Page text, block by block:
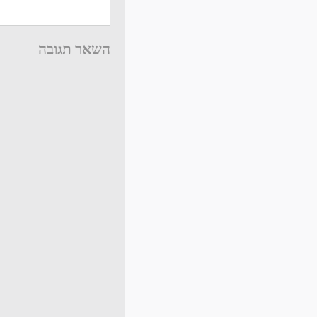
השאר תגובה